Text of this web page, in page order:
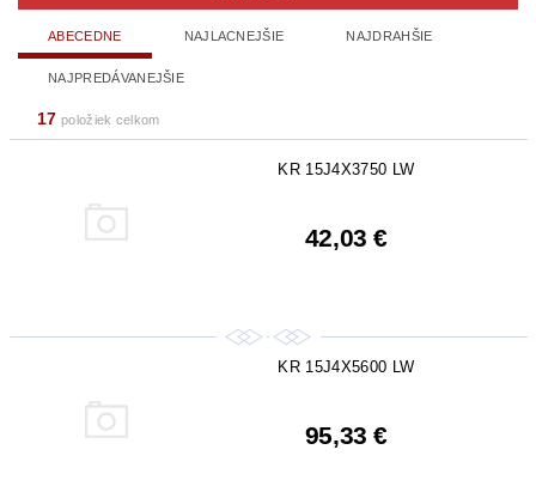
ABECEDNE NAJLACNEJŠIE NAJDRAHŠIE
NAJPREDÁVANEJŠIE
17 položiek celkom
KR 15J4X3750 LW
42,03 €
KR 15J4X5600 LW
95,33 €